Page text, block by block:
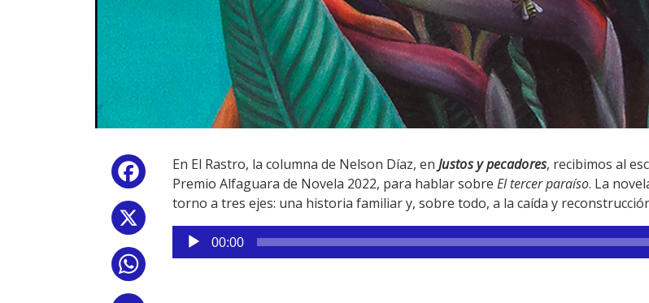
Facebook
En El Rastro, la columna de Nelson Díaz, en Justos y pecadores, recibimos al
Premio Alfaguara de Novela 2022, para hablar sobre El tercer paraíso. La
torno a tres ejes: una historia familiar y, sobre todo, a la caída y
Reproductor
de
00:00